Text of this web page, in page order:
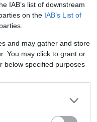
IAB’s list of downstream
on the IAB’s List of
and may gather and store
You may click to grant or
below specified purposes